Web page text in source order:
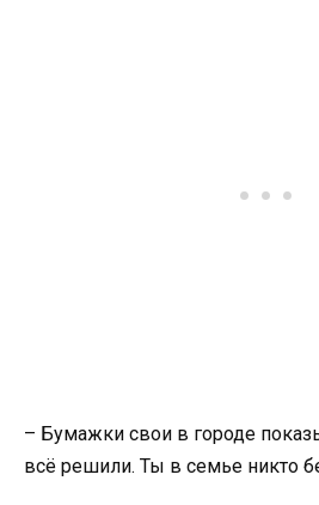
– Бумажки свои в городе
всё решили. Ты в семье никто